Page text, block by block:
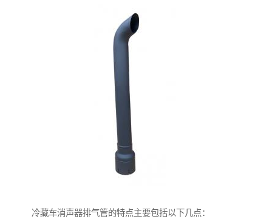
冷藏车消声器排气管的特点主要包括以下几点：